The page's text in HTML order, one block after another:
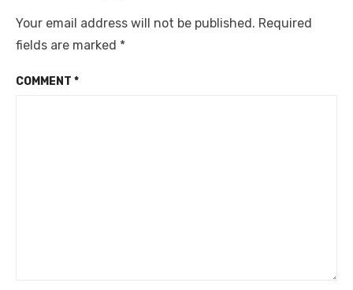
Your email address will not be published. Required
fields are marked *
COMMENT *